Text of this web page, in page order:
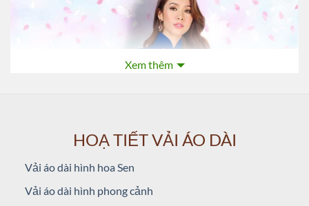
Xem thêm
HOẠ TIẾT VẢI ÁO DÀI
Vải áo dài hình hoa Sen
Vải áo dài hình phong cảnh